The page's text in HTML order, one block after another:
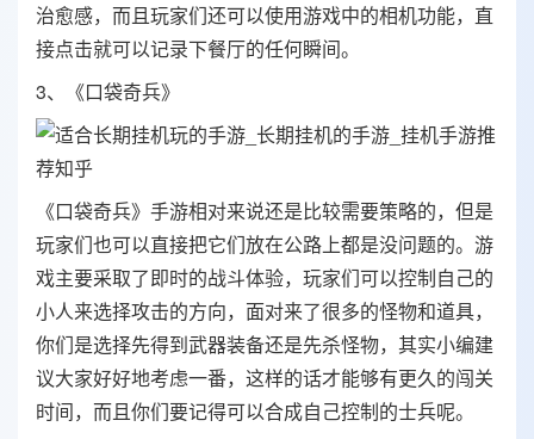
治愈感，而且玩家们还可以使用游戏中的相机功能，直
接点击就可以记录下餐厅的任何瞬间。
3、《口袋奇兵》
《口袋奇兵》手游相对来说还是比较需要策略的，但是
玩家们也可以直接把它们放在公路上都是没问题的。游
戏主要采取了即时的战斗体验，玩家们可以控制自己的
小人来选择攻击的方向，面对来了很多的怪物和道具，
你们是选择先得到武器装备还是先杀怪物，其实小编建
议大家好好地考虑一番，这样的话才能够有更久的闯关
时间，而且你们要记得可以合成自己控制的士兵呢。